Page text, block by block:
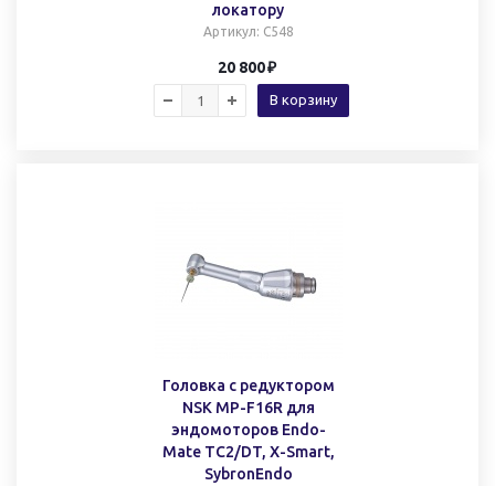
локатору
Артикул: C548
20 800
В корзину
Головка с редуктором
NSK MP-F16R для
эндомоторов Endo-
Mate TC2/DT, X-Smart,
SybronEndo